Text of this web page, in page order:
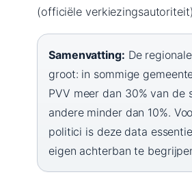
(officiële
Samenvatting: De
groot: in sommige
PVV meer dan 30% van de
andere minder dan 10%.
politici is deze data
eigen achterban te